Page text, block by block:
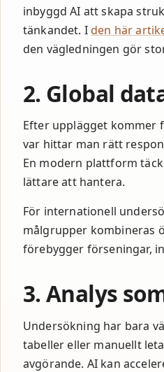
inbyggd AI att skapa
tänkandet. I den här
den vägledningen gör
2. Global
Efter upplägget kommer
var hittar man rätt
En modern plattform
lättare att hantera.
För internationell
målgrupper kombineras
förebygger förseningar,
3. Analys
Undersökning har bara
tabeller eller manuellt
avgörande. AI kan